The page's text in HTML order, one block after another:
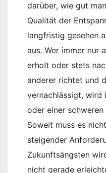
darüber, wie gut
Qualität der
langfristig gesehen
aus. Wer immer nur
erholt oder stets
anderer richtet und
vernachlässigt, wird
oder einer schweren
Soweit muss es
steigender
Zukunftsängsten
nicht gerade